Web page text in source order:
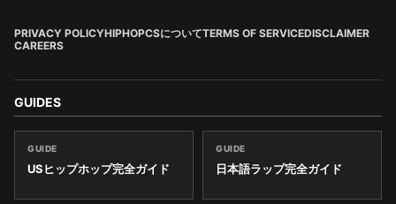
PRIVACY POLICYHIPHOPCSについてTERMS OF SERVICEDISCLAIMER
CAREERS
GUIDES
GUIDE
USヒップホップ完全ガイド
GUIDE
日本語ラップ完全ガイド